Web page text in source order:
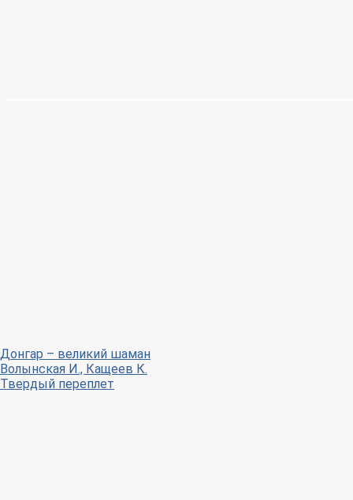
Донгар – великий шаман
Волынская И., Кащеев К.
Твердый переплет